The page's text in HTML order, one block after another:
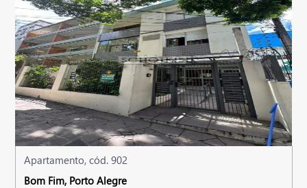
Apartamento, cód. 902
Bom Fim, Porto Alegre